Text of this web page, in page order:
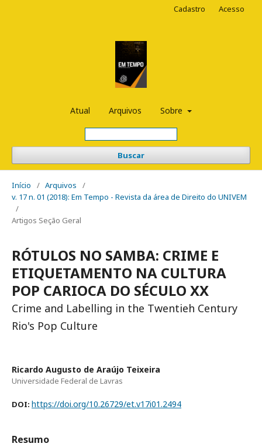
Atual Arquivos Sobre
Buscar
Cadastro Acesso
Início / Arquivos
/
v. 17 n. 01 (2018): Em Tempo - Revista da área de Direito do UNIVEM
/
Artigos Seção Geral
RÓTULOS NO SAMBA: CRIME E
ETIQUETAMENTO NA CULTURA
POP CARIOCA DO SÉCULO XX
Crime and Labelling in the Twentieh Century
Rio's Pop Culture
Ricardo Augusto de Araújo Teixeira
Universidade Federal de Lavras
DOI: https://doi.org/10.26729/et.v17i01.2494
Resumo